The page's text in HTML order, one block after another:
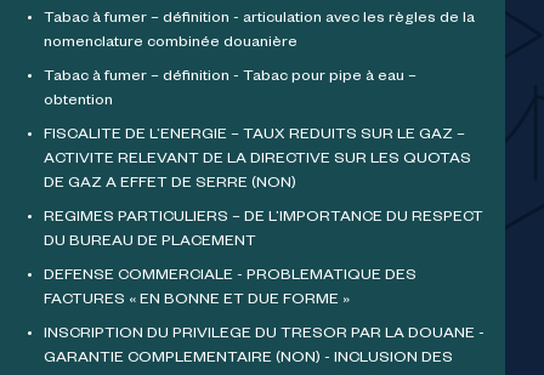
Tabac à fumer – définition - articulation avec les règles de la
nomenclature combinée douanière
Tabac à fumer – définition - Tabac pour pipe à eau –
obtention
FISCALITE DE L’ENERGIE – TAUX REDUITS SUR LE GAZ –
ACTIVITE RELEVANT DE LA DIRECTIVE SUR LES QUOTAS
DE GAZ A EFFET DE SERRE (NON)
REGIMES PARTICULIERS – DE L’IMPORTANCE DU RESPECT
DU BUREAU DE PLACEMENT
DEFENSE COMMERCIALE - PROBLEMATIQUE DES
FACTURES « EN BONNE ET DUE FORME »
INSCRIPTION DU PRIVILEGE DU TRESOR PAR LA DOUANE -
GARANTIE COMPLEMENTAIRE (NON) - INCLUSION DES